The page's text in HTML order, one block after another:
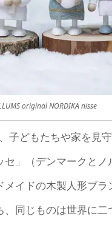
original NORDIKA nisse
子どもたちや家を見
」（デンマークと
イドの木製人形ブ
同じものは世界に二